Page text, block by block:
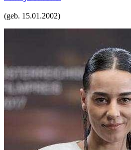
(geb. 15.01.2002)